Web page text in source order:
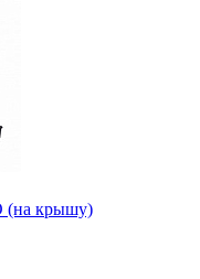
(на крышу)